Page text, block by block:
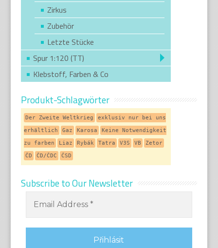
Zirkus
Zubehör
Letzte Stücke
Spur 1:120 (TT)
Klebstoff, Farben & Co
Produkt-Schlagwörter
Der Zweite Weltkrieg
exklusiv nur bei uns
erhältlich
Gaz Karosa
Keine Notwendigkeit
zu farben
Liaz Rybák Tatra V3S VB
Zetor
ČD
ČD/ČDC ČSD
Subscribe to Our Newsletter